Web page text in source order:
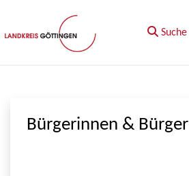
Zum Hauptinhalt springen
Suche
Bürgerinnen & Bürger